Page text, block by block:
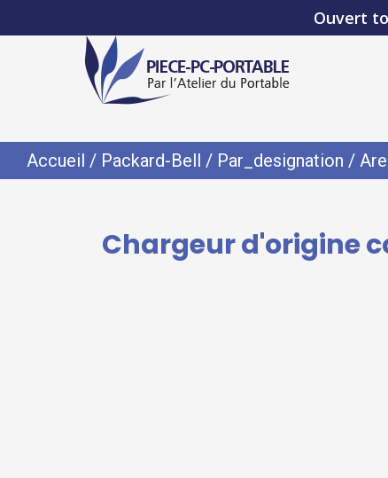
Ouvert
Accueil / Packard-Bell / Par_designation /
Chargeur d'origine